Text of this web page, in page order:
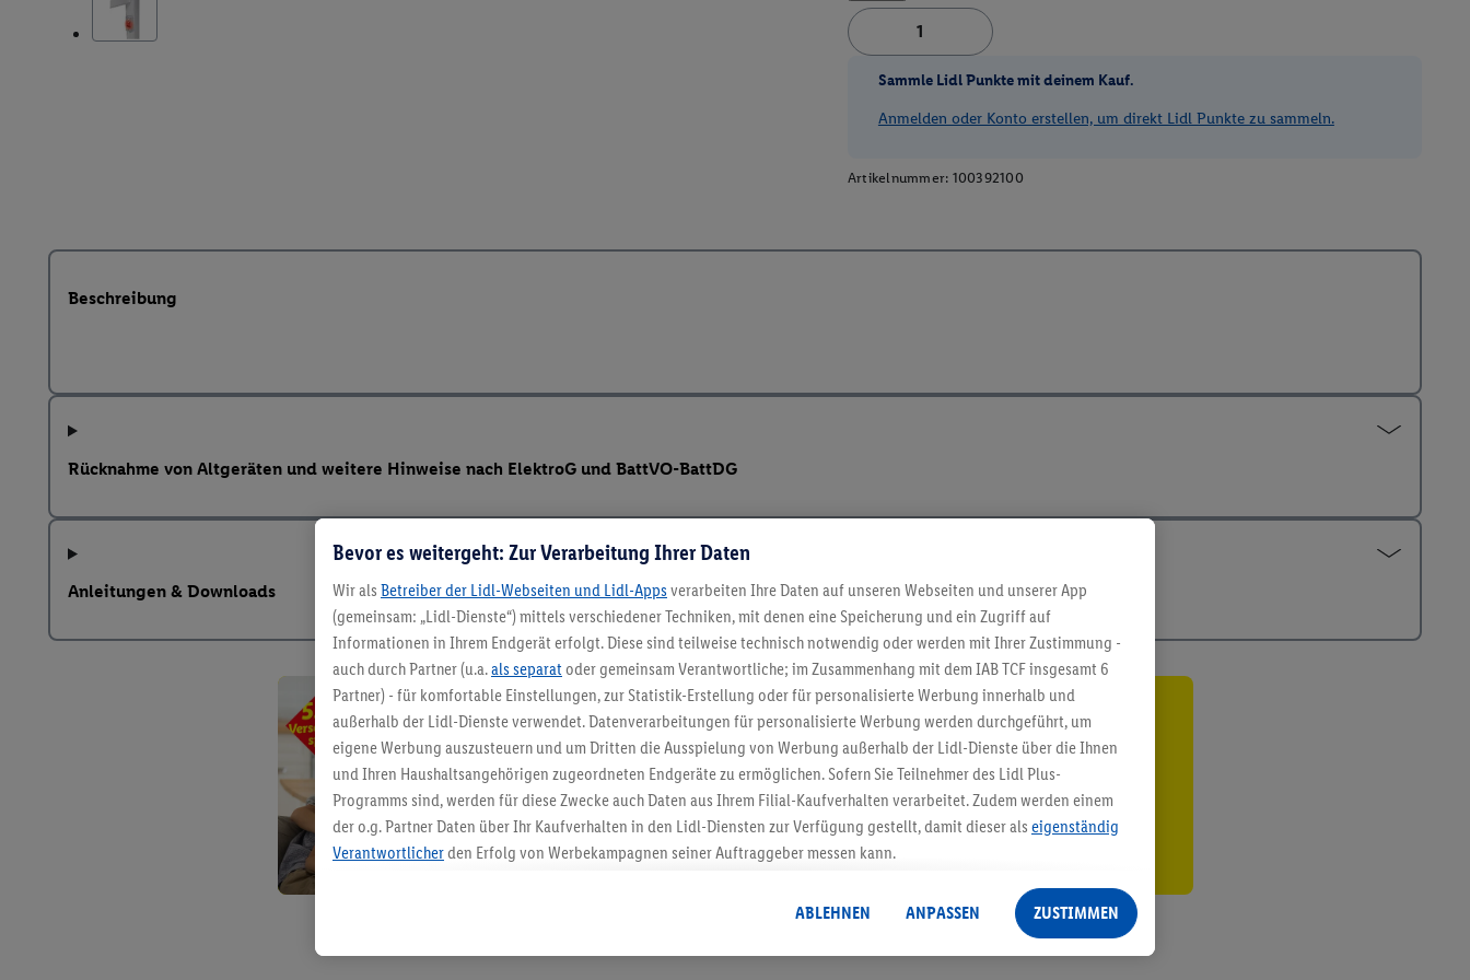
Sammle Lidl Punkte mit deinem Kauf.
Anmelden oder Konto erstellen, um direkt Lidl Punkte zu sammeln.
Artikelnummer: 100392100
Beschreibung
Rücknahme von Altgeräten und weitere Hinweise nach ElektroG und BattVO-BattDG
Anleitungen & Downloads
5.95 € Versand sparen³²ᵃ
Jetzt zum Newsletter anmelden
Gutschein sichern!
Bevor es weitergeht: Zur Verarbeitung Ihrer Daten
Wir als Betreiber der Lidl-Webseiten und Lidl-Apps verarbeiten Ihre Daten auf unseren Webseiten und unserer App
(gemeinsam: „Lidl-Dienste“) mittels verschiedener Techniken, mit denen eine Speicherung und ein Zugriff auf
Informationen in Ihrem Endgerät erfolgt. Diese sind teilweise technisch notwendig oder werden mit Ihrer Zustimmung -
auch durch Partner (u.a.als separat oder gemeinsam Verantwortliche; im Zusammenhang mit dem IAB TCF insgesamt 6
Partner) - für komfortable Einstellungen, zur Statistik-Erstellung oder für personalisierte Werbung innerhalb und
außerhalb der Lidl-Dienste verwendet. Datenverarbeitungen für personalisierte Werbung werden durchgeführt, um
eigene Werbung auszusteuern und um Dritten die Ausspielung von Werbung außerhalb der Lidl-Dienste über die Ihnen
und Ihren Haushaltsangehörigen zugeordneten Endgeräte zu ermöglichen. Sofern Sie Teilnehmer des Lidl Plus-
Programms sind, werden für diese Zwecke auch Daten aus Ihrem Filial-Kaufverhalten verarbeitet. Zudem werden einem
der o.g. Partner Daten über Ihr Kaufverhalten in den Lidl-Diensten zur Verfügung gestellt, damit dieser als eigenständig
Verantwortlicherden Erfolg von Werbekampagnen seiner Auftraggeber messen kann.
angereicherten Profilen. Dies umfasst die Zusammenführung von Daten (z.B. über Ihre Nutzung der Lidl-Dienste, Ihr
Kaufverhalten in den Lidl-Diensten, Informationen aus Ihrem Kundenkonto - z.B. Alter oder Geschlecht - sowie Ihre
genauen Standortdaten) auch über verschiedene Endgeräte und Lidl-Dienste hinweg einschließlich dem Speichern von
ABLEHNEN ANPASSEN ZUSTIMMEN